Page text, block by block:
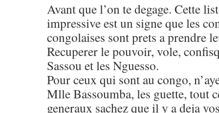
Avant que l’on te degage. Cette
impressive est un signe que les
congolaises sont prets a prendre
Recuperer le pouvoir, vole,
Sassou et les Nguesso.
Pour ceux qui sont au congo,
Mlle Bassoumba, les guette, tout
generaux sachez que il y a deja